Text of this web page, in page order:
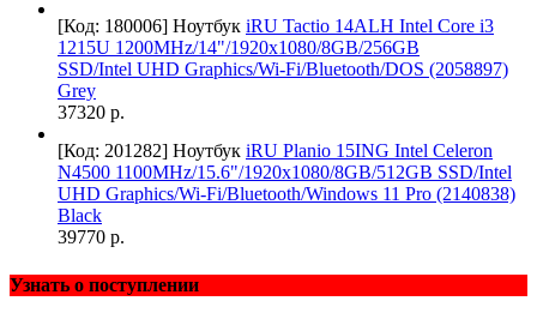
[Код: 180006] Ноутбук iRU Tactio 14ALH Intel Core i3
1215U 1200MHz/14"/1920x1080/8GB/256GB
SSD/Intel UHD Graphics/Wi-Fi/Bluetooth/DOS (2058897)
Grey
37320 р.
[Код: 201282] Ноутбук iRU Planio 15ING Intel Celeron
N4500 1100MHz/15.6"/1920x1080/8GB/512GB SSD/Intel
UHD Graphics/Wi-Fi/Bluetooth/Windows 11 Pro (2140838)
Black
39770 р.
Узнать о поступлении